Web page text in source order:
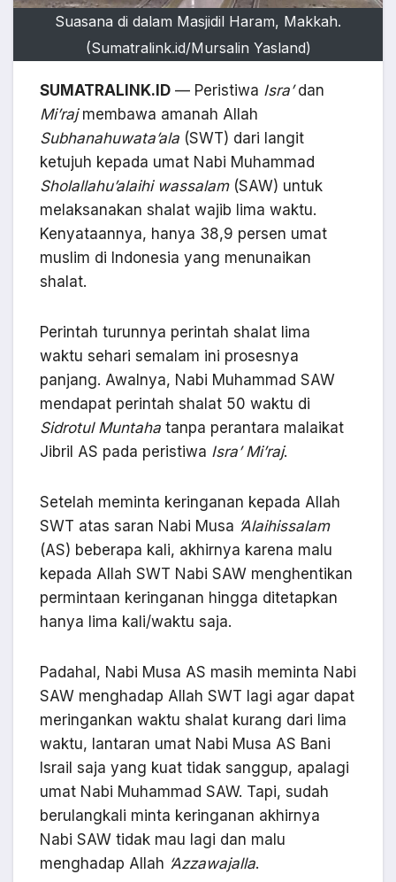
Suasana di dalam Masjidil Haram, Makkah.
(Sumatralink.id/Mursalin Yasland)
SUMATRALINK.ID — Peristiwa Isra’dan
Mi’rajmembawa amanah Allah
Subhanahuwata’ala (SWT) dari langit
ketujuh kepada umat Nabi Muhammad
Sholallahu’alaihi wassalam(SAW) untuk
melaksanakan shalat wajib lima waktu.
Kenyataannya, hanya 38,9 persen umat
muslim di Indonesia yang menunaikan
shalat.
Perintah turunnya perintah shalat lima
waktu sehari semalam ini prosesnya
panjang. Awalnya, Nabi Muhammad SAW
mendapat perintah shalat 50 waktu di
Sidrotul Muntaha tanpa perantara malaikat
Jibril AS pada peristiwa Isra’ Mi’raj.
Setelah meminta keringanan kepada Allah
SWT atas saran Nabi Musa ‘Alaihissalam
(AS) beberapa kali, akhirnya karena malu
kepada Allah SWT Nabi SAW menghentikan
permintaan keringanan hingga ditetapkan
hanya lima kali/waktu saja.
Padahal, Nabi Musa AS masih meminta Nabi
SAW menghadap Allah SWT lagi agar dapat
meringankan waktu shalat kurang dari lima
waktu, lantaran umat Nabi Musa AS Bani
Israil saja yang kuat tidak sanggup, apalagi
umat Nabi Muhammad SAW. Tapi, sudah
berulangkali minta keringanan akhirnya
Nabi SAW tidak mau lagi dan malu
menghadap Allah Azzawajalla.